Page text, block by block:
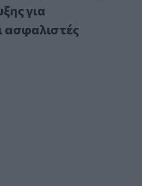
για
ασφαλιστές